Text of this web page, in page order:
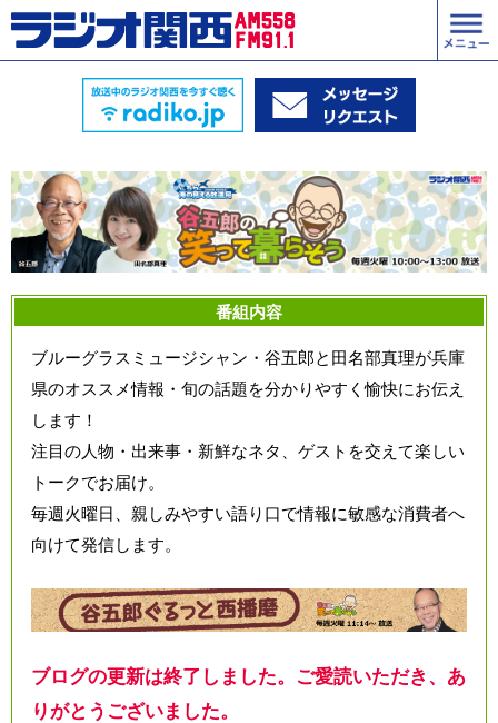
番組内容
ブルーグラスミュージシャン・谷五郎と田名部真理が兵庫
県のオススメ情報・旬の話題を分かりやすく愉快にお伝え
します！
注目の人物・出来事・新鮮なネタ、ゲストを交えて楽しい
トークでお届け。
毎週火曜日、親しみやすい語り口で情報に敏感な消費者へ
向けて発信します。
ブログの更新は終了しました。ご愛読いただき、あ
りがとうございました。